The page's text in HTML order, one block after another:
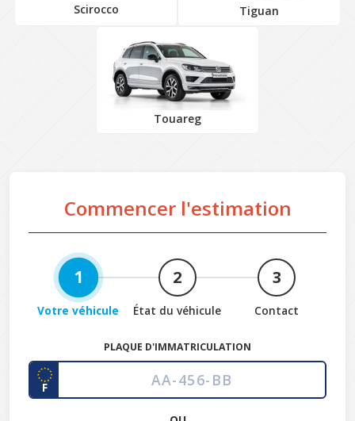
Scirocco Tiguan
Touareg
Commencer l'estimation
1
Votre véhicule
2
État du véhicule
3
Contact
PLAQUE D'IMMATRICULATION
F